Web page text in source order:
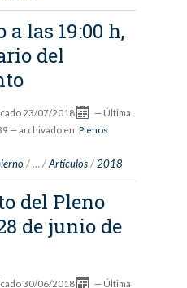
las 19:00 h,
del
23/07/2018 — Última
— archivado en: Plenos
/…/Artículos / 2018
del Pleno
de junio de
30/06/2018 — Última